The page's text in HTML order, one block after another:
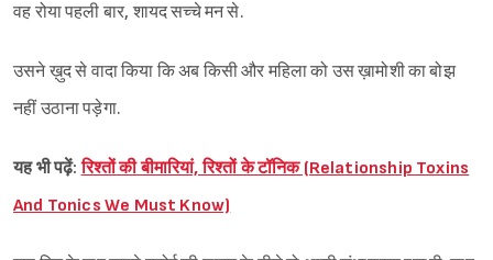
वह रोया पहली बार, शायद सच्चे मन से.
उसने ख़ुद से वादा किया कि अब किसी और महिला को उस ख़ामोशी का बोझ
नहीं उठाना पड़ेगा.
यह भी पढ़ें:रिश्तों की बीमारियां, रिश्तों के टॉनिक (Relationship Toxins
And Tonics We Must Know)